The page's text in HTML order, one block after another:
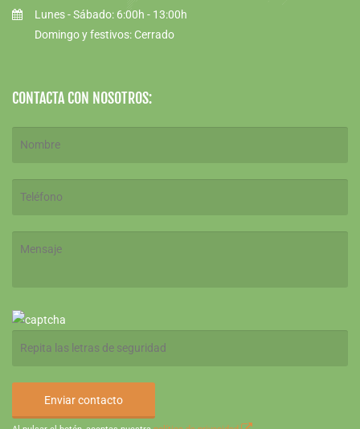
Lunes - Sábado: 6:00h - 13:00h
Domingo y festivos: Cerrado
CONTACTA CON NOSOTROS: